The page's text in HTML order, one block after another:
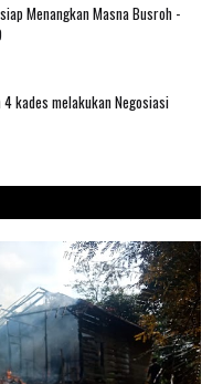
Menangkan Masna Busroh -
kades melakukan Negosiasi